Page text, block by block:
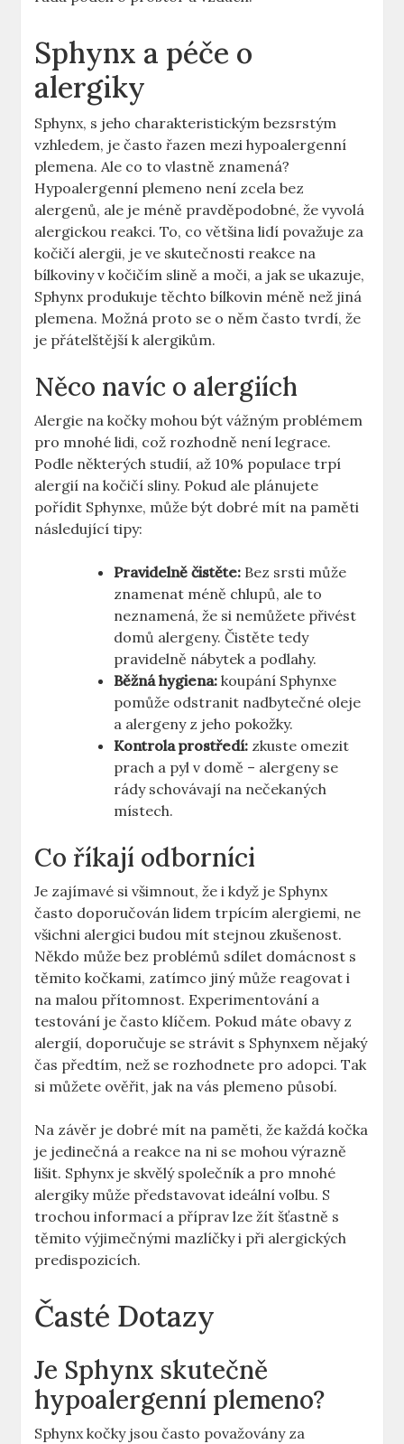
Sphynx a péče o
alergiky
Sphynx, s jeho charakteristickým bezsrstým
vzhledem, je často řazen mezi hypoalergenní
plemena. Ale co to vlastně znamená?
Hypoalergenní plemeno není zcela bez
alergenů, ale je méně pravděpodobné, že vyvolá
alergickou reakci. To, co většina lidí považuje za
kočičí alergii, je ve skutečnosti reakce na
bílkoviny v kočičím slině a moči, a jak se ukazuje,
Sphynx produkuje těchto bílkovin méně než jiná
plemena. Možná proto se o něm často tvrdí, že
je přátelštější k alergikům.
Něco navíc o alergiích
Alergie na kočky mohou být vážným problémem
pro mnohé lidi, což rozhodně není legrace.
Podle některých studií, až 10% populace trpí
alergií na kočičí sliny. Pokud ale plánujete
pořídit Sphynxe, může být dobré mít na paměti
následující tipy:
Pravidelně čistěte: Bez srsti může
znamenat méně chlupů, ale to
neznamená, že si nemůžete přivést
domů alergeny. Čistěte tedy
pravidelně nábytek a podlahy.
Běžná hygiena: koupání Sphynxe
pomůže odstranit nadbytečné oleje
a alergeny z jeho pokožky.
Kontrola prostředí: zkuste omezit
prach a pyl v domě – alergeny se
rády schovávají na nečekaných
místech.
Co říkají odborníci
Je zajímavé si všimnout, že i když je Sphynx
často doporučován lidem trpícím alergiemi, ne
všichni alergici budou mít stejnou zkušenost.
Někdo může bez problémů sdílet domácnost s
těmito kočkami, zatímco jiný může reagovat i
na malou přítomnost. Experimentování a
testování je často klíčem. Pokud máte obavy z
alergií, doporučuje se strávit s Sphynxem nějaký
čas předtím, než se rozhodnete pro adopci. Tak
si můžete ověřit, jak na vás plemeno působí.
Na závěr je dobré mít na paměti, že každá kočka
je jedinečná a reakce na ni se mohou výrazně
lišit. Sphynx je skvělý společník a pro mnohé
alergiky může představovat ideální volbu. S
trochou informací a příprav lze žít šťastně s
těmito výjimečnými mazlíčky i při alergických
predispozicích.
Časté Dotazy
Je Sphynx skutečně
hypoalergenní plemeno?
Sphynx kočky jsou často považovány za